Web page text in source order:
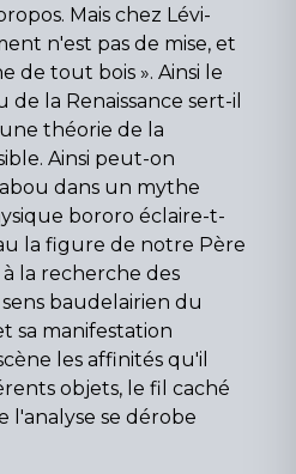
Mais chez Lévi-
n'est pas de mise, et
de tout bois ». Ainsi le
la Renaissance sert-il
théorie de la
Ainsi peut-on
dans un mythe
bororo éclaire-t-
la figure de notre Père
à la recherche des
baudelairien du
sa manifestation
les affinités qu'il
objets, le fil caché
l'analyse se dérobe